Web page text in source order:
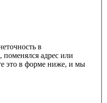
в
адрес или
это в форме ниже, и мы